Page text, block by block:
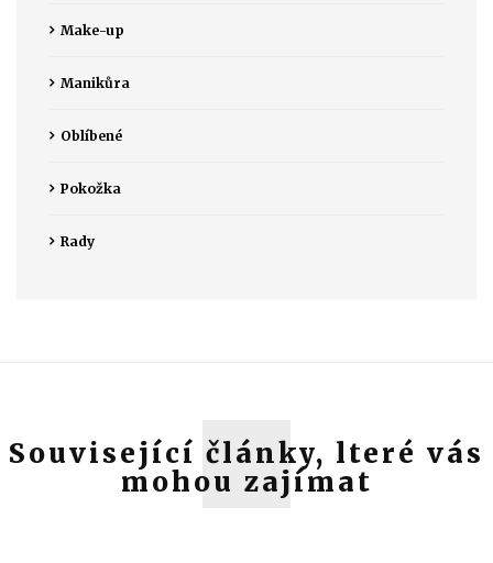
Make-up
Manikůra
Oblíbené
Pokožka
Rady
Související články, lteré vás
mohou zajímat